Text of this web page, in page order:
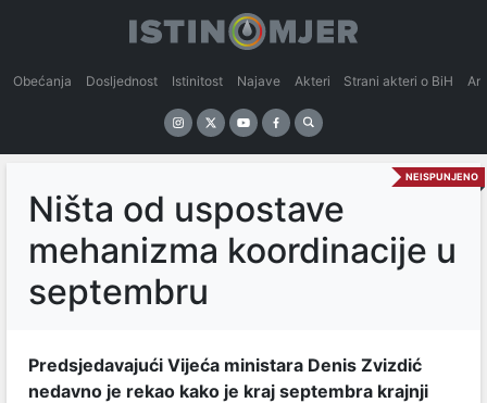
Obećanja Dosljednost Istinitost Najave Akteri Strani akteri o BiH
NEISPUNJENO
Ništa od uspostave
mehanizma koordinacije u
septembru
Predsjedavajući Vijeća ministara Denis Zvizdić
nedavno je rekao kako je kraj septembra krajnji